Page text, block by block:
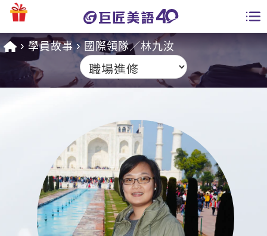
課程總覽
英文課程總表
英文會話
商用英文
英文檢定
免費資源
英文部落格
師資團隊
學員專區
學員故事 國際領隊／林九汝